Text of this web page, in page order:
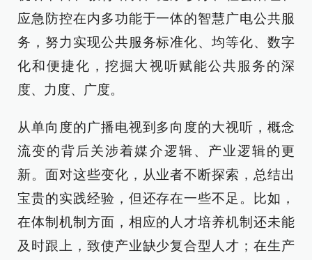
应急防控在内多功能于一体的智慧广电公共服
务，努力实现公共服务标准化、均等化、数字
化和便捷化，挖掘大视听赋能公共服务的深
度、力度、广度。
从单向度的广播电视到多向度的大视听，概念
流变的背后关涉着媒介逻辑、产业逻辑的更
新。面对这些变化，从业者不断探索，总结出
宝贵的实践经验，但还存在一些不足。比如，
在体制机制方面，相应的人才培养机制还未能
及时跟上，致使产业缺少复合型人才；在生产